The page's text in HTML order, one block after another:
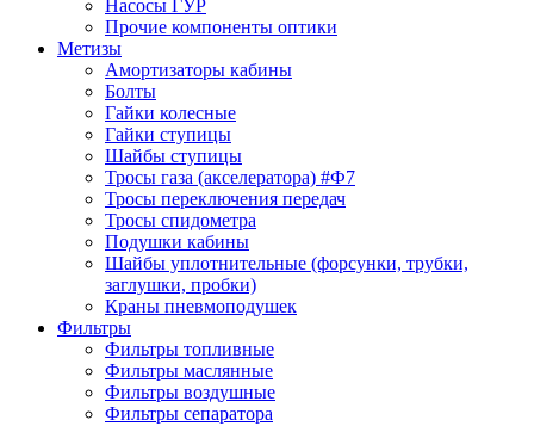
Насосы ГУР
Прочие компоненты оптики
Метизы
Амортизаторы кабины
Болты
Гайки колесные
Гайки ступицы
Шайбы ступицы
Тросы газа (акселератора) #Ф7
Тросы переключения передач
Тросы спидометра
Подушки кабины
Шайбы уплотнительные (форсунки, трубки,
заглушки, пробки)
Краны пневмоподушек
Фильтры
Фильтры топливные
Фильтры маслянные
Фильтры воздушные
Фильтры сепаратора